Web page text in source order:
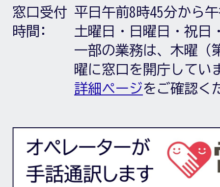
窓口受付
時間:
平日午前8時45分から
土曜日・日曜日・祝日
一部の業務は、木曜（
曜に窓口を開庁してい
詳細ページをご確認く